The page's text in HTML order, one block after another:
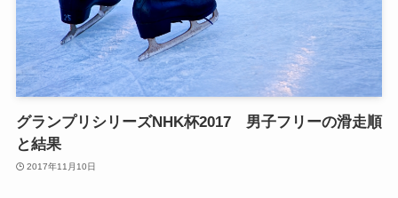
グランプリシリーズNHK杯2017 男子フリーの滑走順
と結果
2017年11月10日